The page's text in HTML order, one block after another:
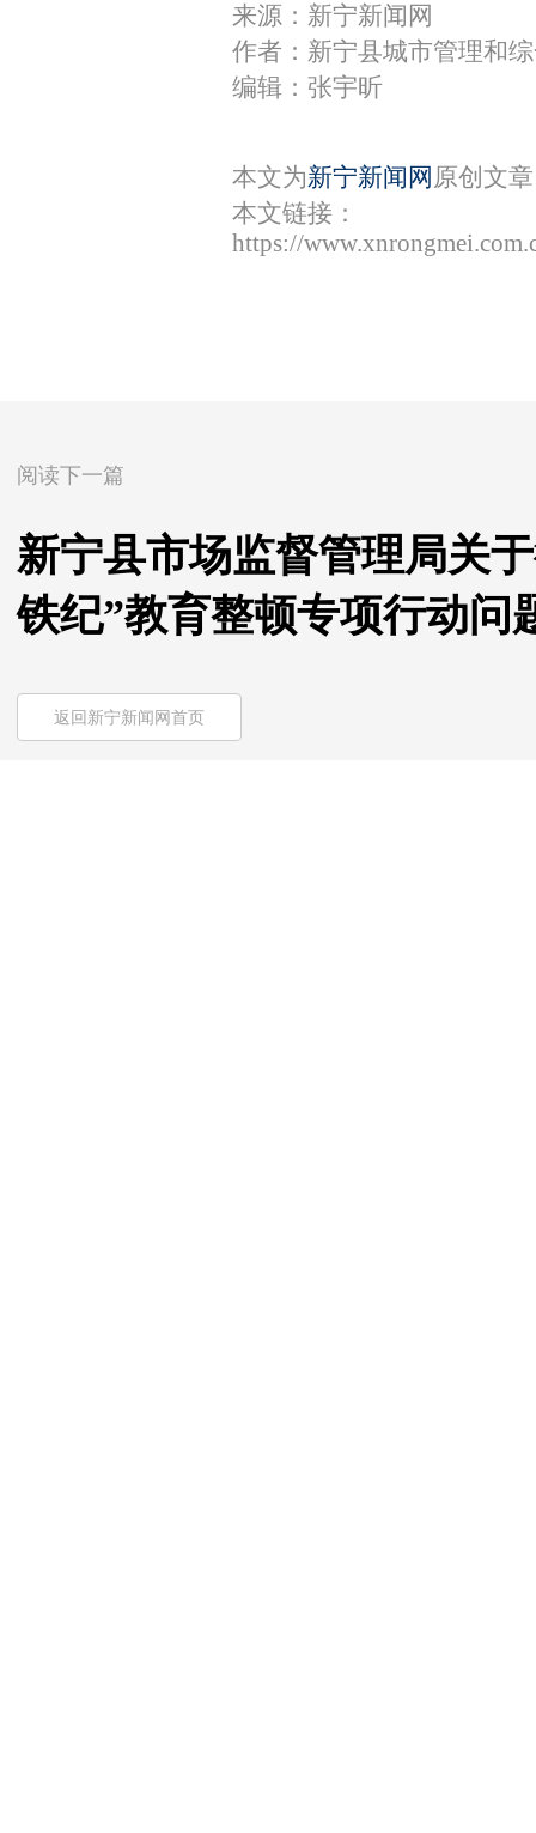
来源：新宁新闻网
作者：新宁县城市管理和
编辑：张宇昕
本文为新宁新闻网 原创文
本文链接：
https://
阅读下一篇
新宁县市场监督管理局关
铁纪”教育整顿专项行动问
返回新宁新闻网首页